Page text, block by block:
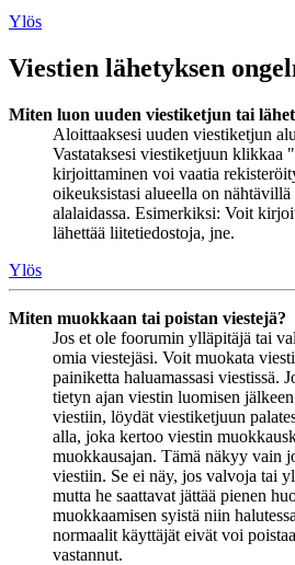
Ylös
Viestien lähetyksen
Miten luon uuden viestiketjun tai
Aloittaaksesi uuden viestiketjun
Vastataksesi viestiketjuun klikkaa
kirjoittaminen voi vaatia
oikeuksistasi alueella on
alalaidassa. Esimerkiksi: Voit
lähettää liitetiedostoja, jne.
Ylös
Miten muokkaan tai poistan viestejä?
Jos et ole foorumin ylläpitäjä tai
omia viestejäsi. Voit muokata
painiketta haluamassasi viestissä.
tietyn ajan viestin luomisen
viestiin, löydät viestiketjuun
alla, joka kertoo viestin
muokkausajan. Tämä näkyy vain
viestiin. Se ei näy, jos valvoja tai
mutta he saattavat jättää pienen
muokkaamisen syistä niin
normaalit käyttäjät eivät voi
vastannut.